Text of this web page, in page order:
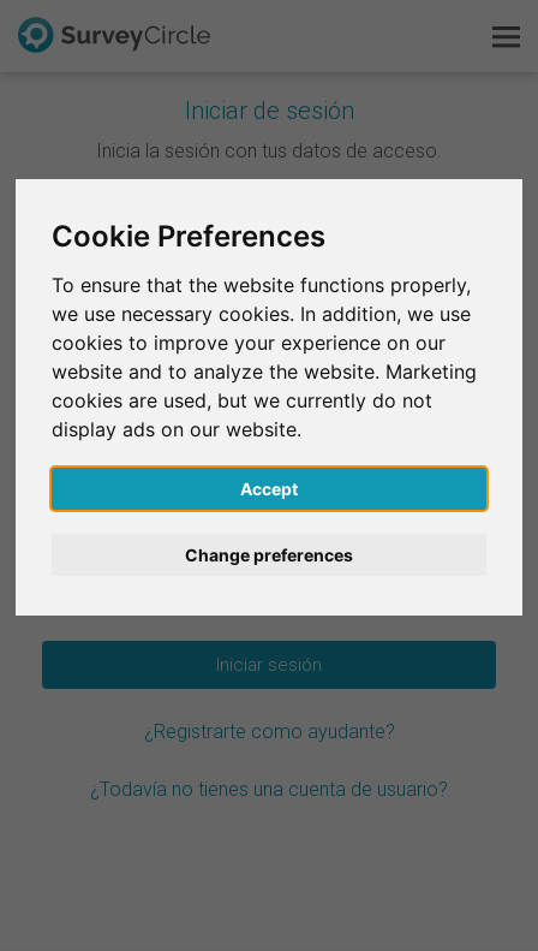
Cookie Preferences
To ensure that the website functions properly,
we use necessary cookies. In addition, we use
cookies to improve your experience on our
website and to analyze the website. Marketing
cookies are used, but we currently do not
display ads on our website.
Accept
Change preferences
Iniciar de sesión
Inicia la sesión con tus datos de acceso.
Continuar con Google
Continuar con Facebook
O
Correo electrónico*
Contraseña*
¿Registrarte como ayudante?
¿Todavía no tienes una cuenta de usuario?
Esto es SurveyCircle
FAQ
Regístrate gratis
English
Deutsch
Italiano